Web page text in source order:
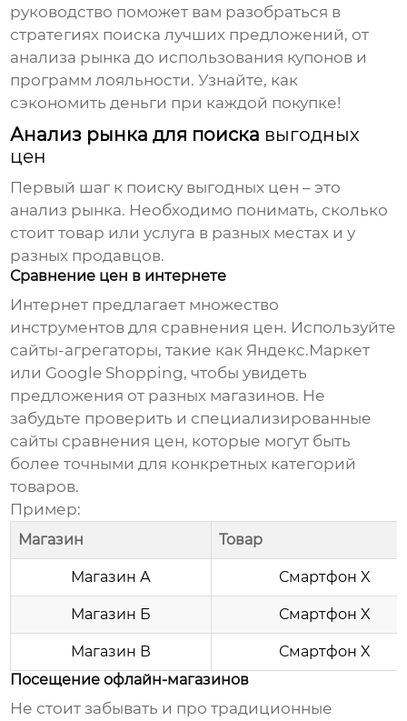
руководство поможет вам разобраться в
стратегиях поиска лучших предложений, от
анализа рынка до использования купонов и
программ лояльности. Узнайте, как
сэкономить деньги при каждой покупке!
Анализ рынка для поиска выгодных
цен
Первый шаг к поиску выгодных цен – это
анализ рынка. Необходимо понимать, сколько
стоит товар или услуга в разных местах и у
разных продавцов.
Сравнение цен в интернете
Интернет предлагает множество
инструментов для сравнения цен. Используйте
сайты-агрегаторы, такие как Яндекс.Маркет
или Google Shopping, чтобы увидеть
предложения от разных магазинов. Не
забудьте проверить и специализированные
сайты сравнения цен, которые могут быть
более точными для конкретных категорий
товаров.
Пример:
Магазин Товар
Магазин А Смартфон X
Магазин Б Смартфон X
Магазин В
Смартфон X
Посещение офлайн-магазинов
Не стоит забывать и про традиционные